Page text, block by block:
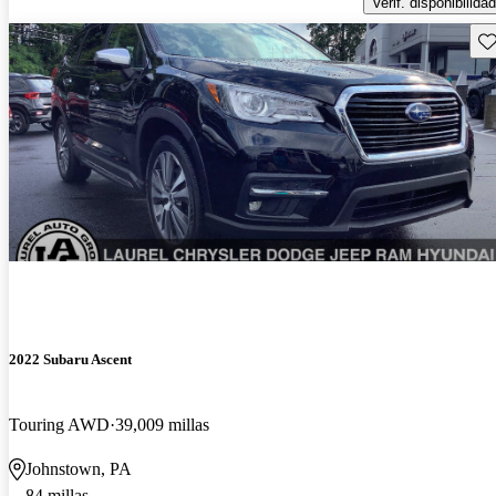
2022 Subaru Ascent
Touring AWD 39,009 millas
Johnstown, PA